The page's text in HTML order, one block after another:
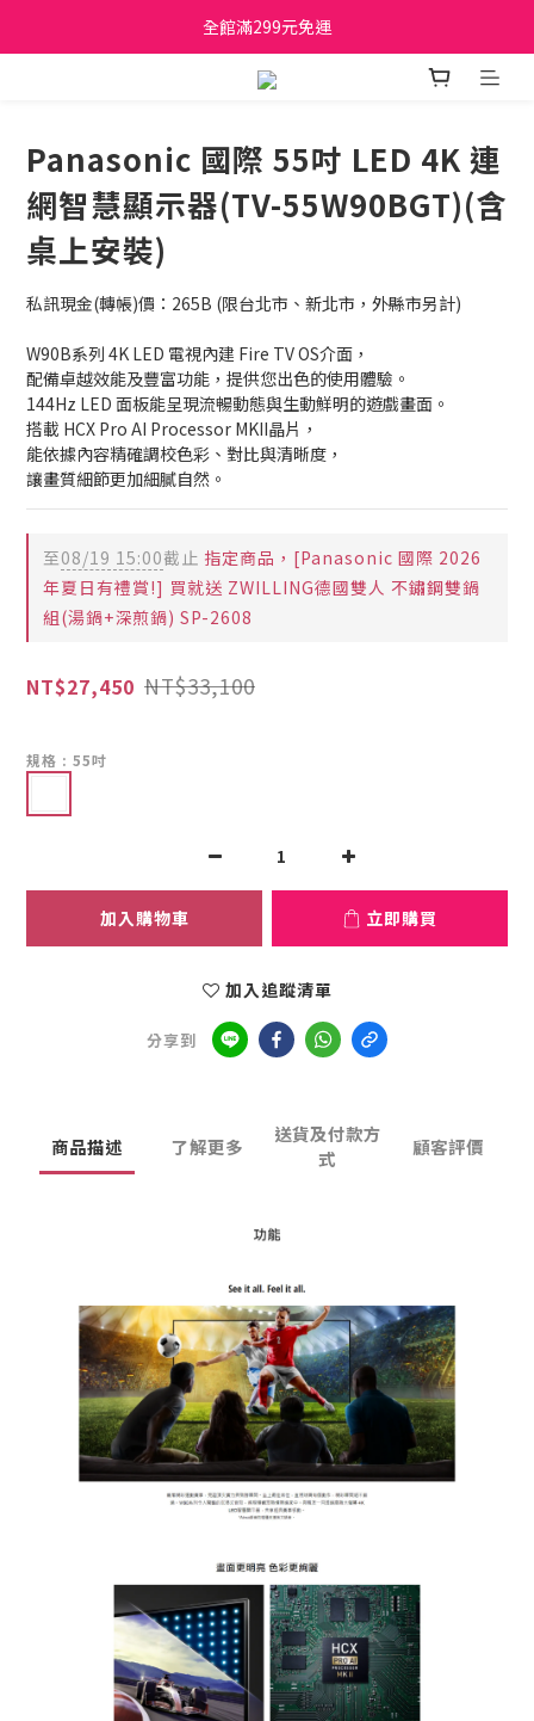
日立家電、國際牌 原廠管制價格 私訊優惠價
全館滿299元免運
日立家電、國際牌 原廠管制價格 私訊優惠價
Panasonic 國際 55吋 LED 4K 連
網智慧顯示器(TV-55W90BGT)(含
桌上安裝)
私訊現金(轉帳)價：265B (限台北市、新北市，外縣市另計)
W90B系列 4K LED 電視內建 Fire TV OS介面，
配備卓越效能及豐富功能，提供您出色的使用體驗。
144Hz LED 面板能呈現流暢動態與生動鮮明的遊戲畫面。
搭載 HCX Pro AI Processor MKII晶片，
能依據內容精確調校色彩、對比與清晰度，
讓畫質細節更加細膩自然。
至08/19 15:00截止 指定商品，[Panasonic 國際 2026
年夏日有禮賞!] 買就送 ZWILLING德國雙人 不鏽鋼雙鍋
組(湯鍋+深煎鍋) SP-2608
NT$27,450 NT$33,100
規格 : 55吋
加入購物車 立即購買
加入追蹤清單
分享到
商品描述 了解更多
送貨及付款方
式
顧客評價